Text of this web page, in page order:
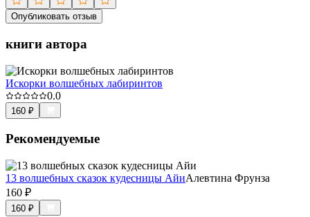
Опубликовать отзыв
книги автора
Искорки волшебных лабиринтов
0.0
160 ₽
Рекомендуемые
13 волшебных сказок кудесницы АйиАлевтина Фрунза
160 ₽
160 ₽